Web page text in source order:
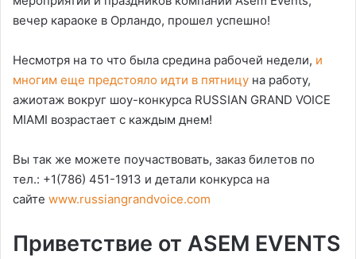
вечер караоке в Орландо, прошел успешно!
Несмотря на то что была средина рабочей недели, и
многим еще предстояло идти в пятницу на работу,
ажиотаж вокруг шоу-конкурса RUSSIAN GRAND VOICE
MIAMI возрастает с каждым днем!
Вы так же можете поучаствовать, заказ билетов по
тел.: +1(786) 451-1913 и детали конкурса на
сайте www.russiangrandvoice.com
Приветствие от ASEM EVENTS